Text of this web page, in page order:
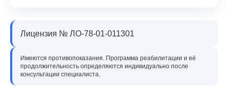
Лицензия № ЛО-78-01-011301
Имеются противопоказания. Программа реабилитации и её
продолжительность определяются индивидуально после
консультации специалиста.